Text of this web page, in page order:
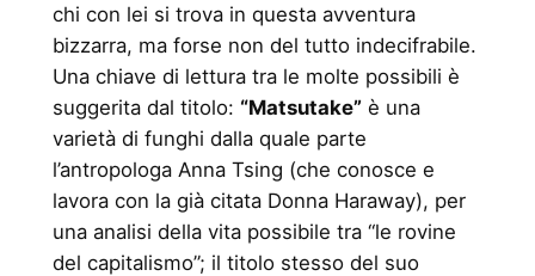
chi con lei si trova in questa avventura
bizzarra, ma forse non del tutto indecifrabile.
Una chiave di lettura tra le molte possibili è
suggerita dal titolo: “Matsutake”è una
varietà di funghi dalla quale parte
l’antropologa Anna Tsing (che conosce e
lavora con la già citata Donna Haraway), per
una analisi della vita possibile tra “le rovine
del capitalismo”; il titolo stesso del suo